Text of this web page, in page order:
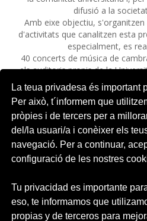
La teua privadesa és important
Per això, t´informem que
pròpies i de tercers per a
del/la usuari/a i conèixer els
navegació. Per a continuar,
configuració de les nostres
Tu privacidad es importante
eso, te informamos que
propias y de terceros para
difusió a la
Amb eixe objectiu, s'organitzen
d'activitats que canalitzen esta
especialment, es
40 concerts de música de
els auditoris propis de la
Capella de la
Cultural La Nau, la Sala de la
Rector Peset, l’Auditori Joan
Charles Darwin del
La programació dels concerts
Tardor, d’octubre a desembre,
Primavera,
En els programes musicals
seguir una línia de suport a la
la inclusió sistemàtica de
àmbit; encara que la
d'autors i estils. L'entrada a tots